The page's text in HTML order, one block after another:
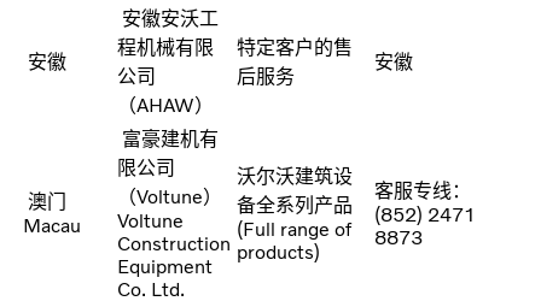
安徽
安徽安沃工
程机械有限
公司
（AHAW）
特定客户的售
后服务
安徽
澳门
Macau
富豪建机有
限公司
（Voltune）
Voltune
Construction
Equipment
Co. Ltd.
沃尔沃建筑设
备全系列产品
(Full range of
products)
客服专线：
(852) 2471
8873